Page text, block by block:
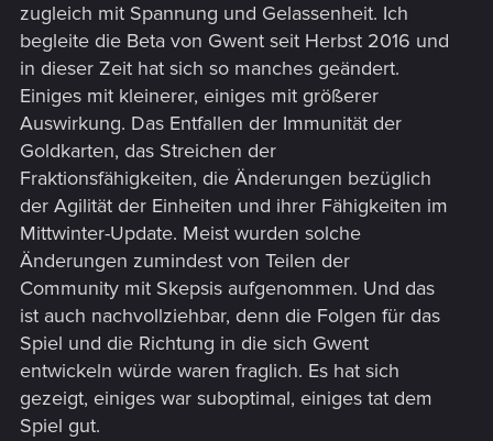
zugleich mit Spannung und Gelassenheit. Ich
begleite die Beta von Gwent seit Herbst 2016 und
in dieser Zeit hat sich so manches geändert.
Einiges mit kleinerer, einiges mit größerer
Auswirkung. Das Entfallen der Immunität der
Goldkarten, das Streichen der
Fraktionsfähigkeiten, die Änderungen bezüglich
der Agilität der Einheiten und ihrer Fähigkeiten im
Mittwinter-Update. Meist wurden solche
Änderungen zumindest von Teilen der
Community mit Skepsis aufgenommen. Und das
ist auch nachvollziehbar, denn die Folgen für das
Spiel und die Richtung in die sich Gwent
entwickeln würde waren fraglich. Es hat sich
gezeigt, einiges war suboptimal, einiges tat dem
Spiel gut.